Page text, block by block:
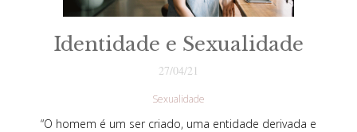
SOBRE
Identidade e Sexualidade
27/04/21
Sexualidade
“O homem é um ser criado, uma entidade derivada e